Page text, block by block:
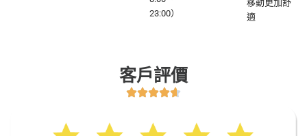
23:00）
移動更加舒
適
客戶評價